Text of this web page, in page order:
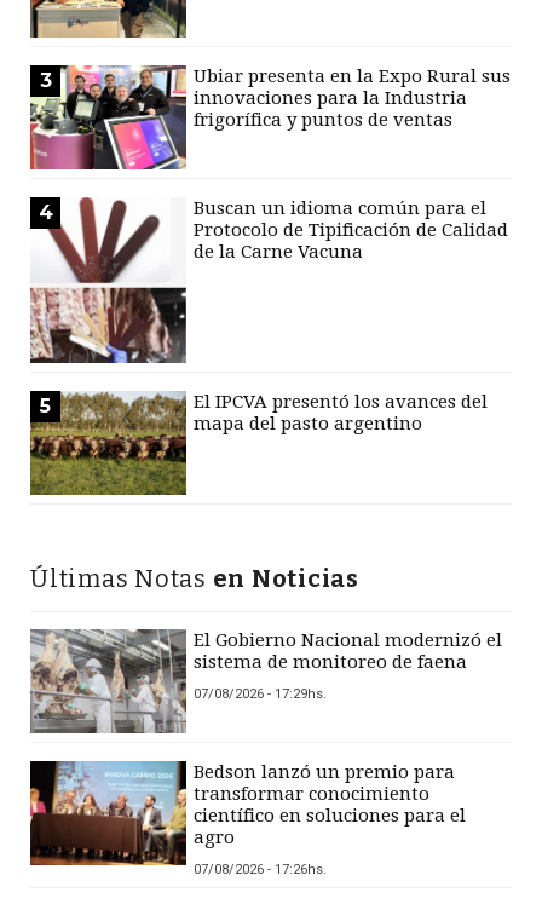
3
Ubiar presenta en la Expo Rural sus
innovaciones para la Industria
frigorífica y puntos de ventas
4
Buscan un idioma común para el
Protocolo de Tipificación de Calidad
de la Carne Vacuna
5
El IPCVA presentó los avances del
mapa del pasto argentino
Últimas Notas en Noticias
El Gobierno Nacional modernizó el
sistema de monitoreo de faena
07/08/2026 - 17:29hs.
Bedson lanzó un premio para
transformar conocimiento
científico en soluciones para el
agro
07/08/2026 - 17:26hs.